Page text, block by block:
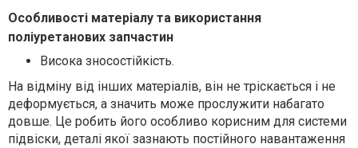
Особливості матеріалу та використання
поліуретанових запчастин
Висока зносостійкість.
На відміну від інших матеріалів, він не тріскається і не
деформується, а значить може прослужити набагато
довше. Це робить його особливо корисним для системи
підвіски, деталі якої зазнають постійного навантаження